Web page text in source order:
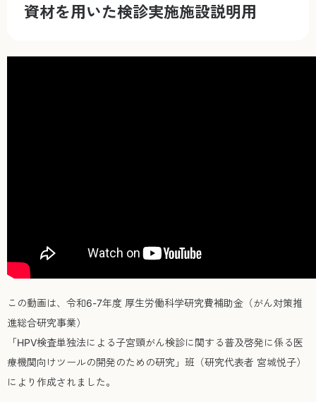
資材を用いた検診実施施設説明用
この動画は、令和6-7年度 厚生労働科学研究費補助金（がん対策推
進総合研究事業）
「HPV検査単独法による子宮頸がん検診に関する普及啓発に係る医
療機関向けツールの開発のための研究」班（研究代表者 宮城悦子）
により作成されました。